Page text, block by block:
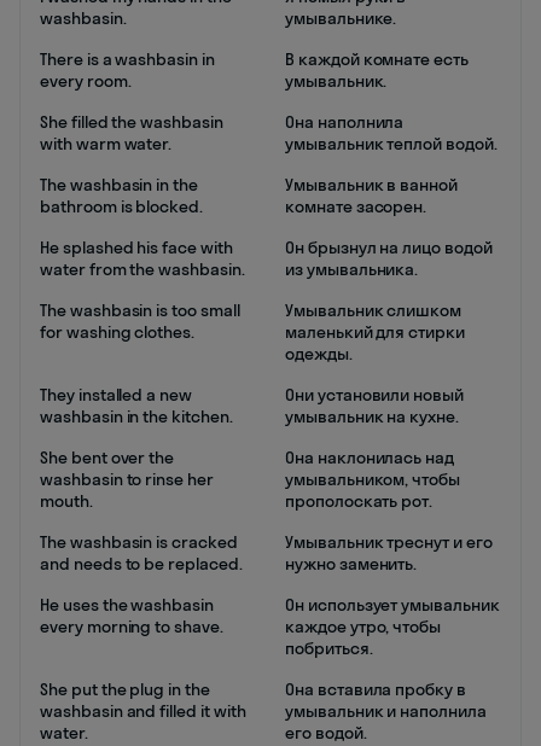
washbasin.
умывальнике.
There is a washbasin in
every room.
В каждой комнате есть
умывальник.
She filled the washbasin
with warm water.
Она наполнила
умывальник теплой водой.
The washbasin in the
bathroom is blocked.
Умывальник в ванной
комнате засорен.
He splashed his face with
water from the washbasin.
Он брызнул на лицо водой
из умывальника.
The washbasin is too small
for washing clothes.
Умывальник слишком
маленький для стирки
одежды.
They installed a new
washbasin in the kitchen.
Они установили новый
умывальник на кухне.
She bent over the
washbasin to rinse her
mouth.
Она наклонилась над
умывальником, чтобы
прополоскать рот.
The washbasin is cracked
and needs to be replaced.
Умывальник треснут и его
нужно заменить.
He uses the washbasin
every morning to shave.
Он использует умывальник
каждое утро, чтобы
побриться.
She put the plug in the
washbasin and filled it with
water.
Она вставила пробку в
умывальник и наполнила
его водой.